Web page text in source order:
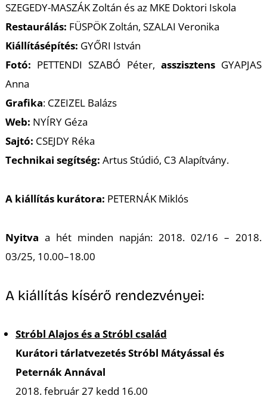
SZEGEDY-MASZÁK Zoltán és az MKE Doktori Iskola
Restaurálás: FÜSPÖK Zoltán, SZALAI Veronika
Kiállításépítés: GYŐRI István
Fotó: PETTENDI SZABÓ Péter, asszisztens GYAPJAS
Anna
Grafika: CZEIZEL Balázs
Web: NYÍRY Géza
Sajtó: CSEJDY Réka
Technikai segítség: Artus Stúdió, C3 Alapítvány.
A kiállítás kurátora: PETERNÁK Miklós
Nyitva a hét minden napján: 2018. 02/16 – 2018.
03/25, 10.00–18.00
A kiállítás kísérő rendezvényei:
Stróbl Alajos és a Stróbl család
Kurátori tárlatvezetés Stróbl Mátyással és
Peternák Annával
2018. február 27 kedd 16.00